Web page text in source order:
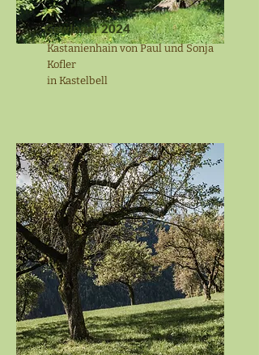
Gewinner 2024
Kastanienhain von Paul und Sonja
Kofler
in Kastelbell